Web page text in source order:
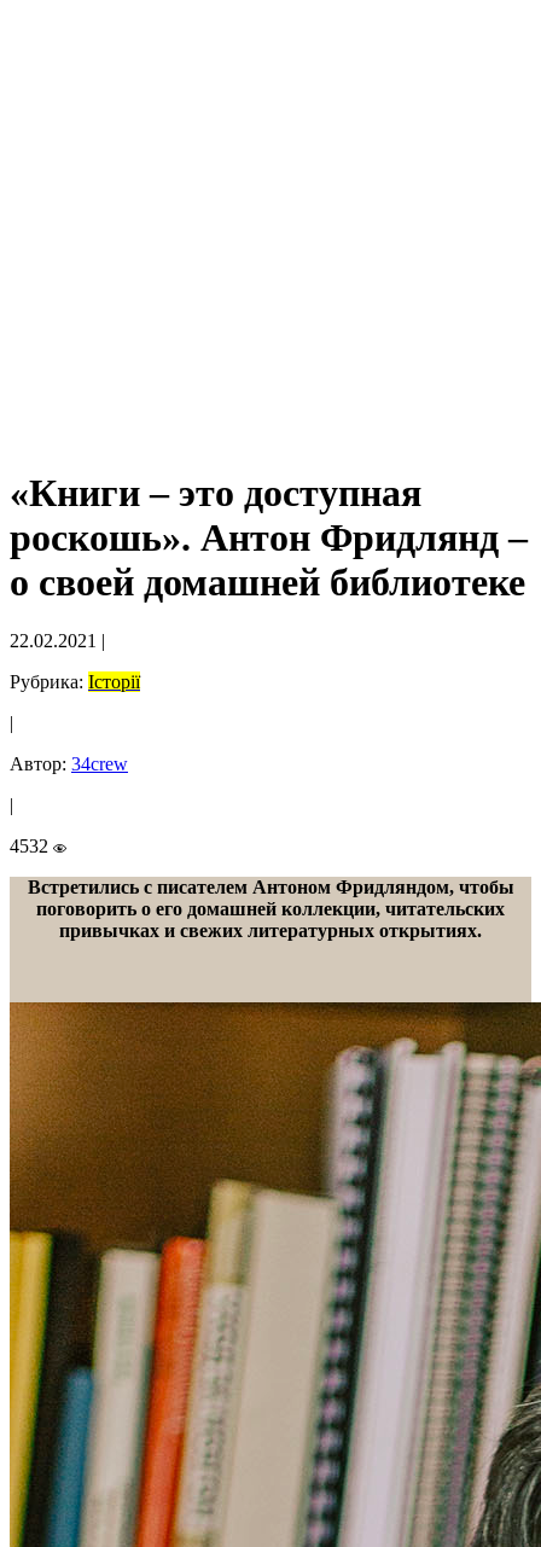
«Книги – это доступная
роскошь». Антон Фридлянд –
о своей домашней библиотеке
22.02.2021 |
Рубрика: Історії
|
Автор: 34crew
|
4532
Встретились с писателем Антоном Фридляндом, чтобы
поговорить о его домашней коллекции, читательских
привычках и свежих литературных открытиях.